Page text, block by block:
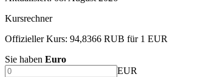
Kursrechner
Offizieller Kurs: 94,8366 RUB für 1 EUR
Sie haben Euro
EUR